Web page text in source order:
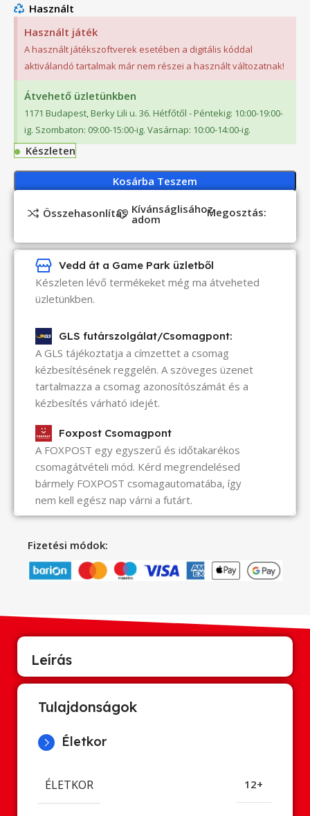
Használt
Használt játék
A használt játékszoftverek esetében a digitális kóddal
aktiválandó tartalmak már nem részei a használt változatnak!
Átvehető üzletünkben
1171 Budapest, Berky Lili u. 36. Hétfőtől - Péntekig: 10:00-19:00-
ig. Szombaton: 09:00-15:00-ig. Vasárnap: 10:00-14:00-ig.
Készleten
Kosárba Teszem
Összehasonlítás Kívánságlisához
adom Megosztás:
Vedd át a Game Park üzletből
Készleten lévő termékeket még ma átveheted
üzletünkben.
GLS futárszolgálat/Csomagpont:
A GLS tájékoztatja a címzettet a csomag
kézbesítésének reggelén. A szöveges üzenet
tartalmazza a csomag azonosítószámát és a
kézbesítés várható idejét.
Foxpost Csomagpont
A FOXPOST egy egyszerű és időtakarékos
csomagátvételi mód. Kérd megrendelésed
bármely FOXPOST csomagautomatába, így
nem kell egész nap várni a futárt.
Fizetési módok:
Leírás
Tulajdonságok
Életkor
ÉLETKOR 12+